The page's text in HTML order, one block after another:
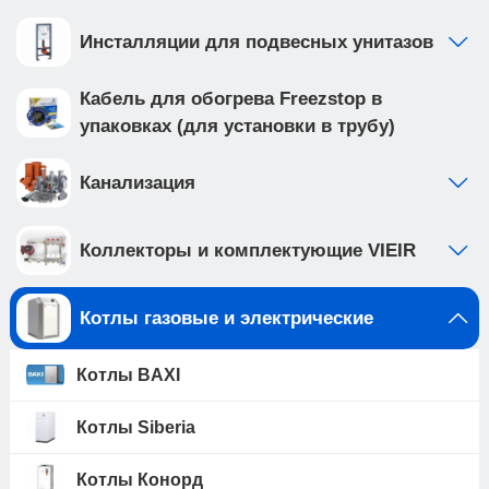
Инсталляции для подвесных унитазов
Кабель для обогрева Freezstop в
упаковках (для установки в трубу)
Канализация
Коллекторы и комплектующие VIEIR
Котлы газовые и электрические
Котлы BAXI
Котлы Siberia
Котлы Конорд